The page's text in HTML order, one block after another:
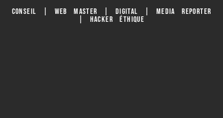
CONSEIL | WEB MASTER | DIGITAL | MEDIA REPORTER
| HACKER ÉTHIQUE